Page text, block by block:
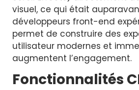
visuel, ce qui était
développeurs front-end
permet de construire des
utilisateur modernes et
augmentent l’engagement.
Fonctionnalités